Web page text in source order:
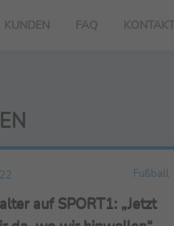
KUNDEN FAQ KONTAKT
Fußball
auf SPORT1: „Jetzt